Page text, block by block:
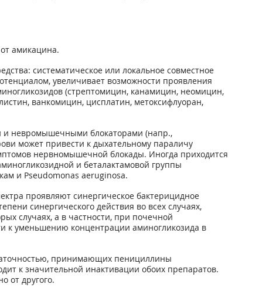
амикацина.
систематическое или локальное совместное
увеличивает возможности проявления
(стрептомицин, канамицин, неомицин,
ванкомицин, цисплатин, метоксифлуоран,
и невромышечными блокаторами (напр.,
может привести к дыхательному параличу
нервномышечной блокады. Иногда приходится
и беталактамовой группы
и Pseudomonas aeruginosa.
проявляют синергическое бактерицидное
синергического действия во всех случаях,
случаях, а в частности, при почечной
к уменьшению концентрации аминогликозида в
принимающих пенициллины
к значительной инактивации обоих препаратов.
от другого.